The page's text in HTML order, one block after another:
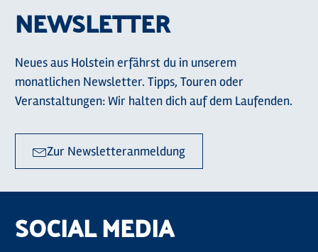
NEWSLETTER
Neues aus Holstein erfährst du in unserem
monatlichen Newsletter. Tipps, Touren oder
Veranstaltungen: Wir halten dich auf dem Laufenden.
Zur Newsletteranmeldung
SOCIAL MEDIA